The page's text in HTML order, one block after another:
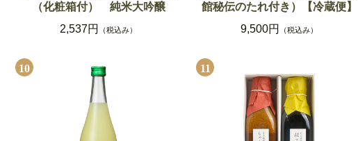
（化粧箱付） 純米大吟醸
2,537円
（税込み）
館秘伝のたれ付き）【冷蔵便】
9,500円
（税込み）
10 11